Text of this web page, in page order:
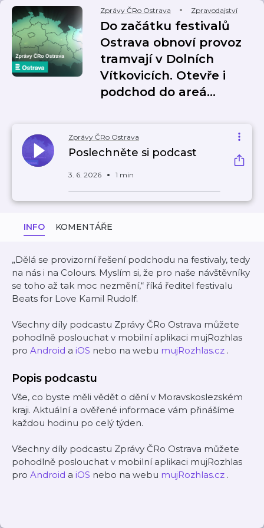
Zprávy ČRo Ostrava Zpravodajství
Do začátku festivalů
Ostrava obnoví provoz
tramvají v Dolních
Vítkovicích. Otevře i
podchod do areá…
Zprávy ČRo Ostrava
Poslechněte si podcast
3. 6. 2026 1 min
INFO KOMENTÁŘE
„Dělá se provizorní řešení podchodu na festivaly, tedy
na nás i na Colours. Myslím si, že pro naše návštěvníky
se toho až tak moc nezmění,“ říká ředitel festivalu
Beats for Love Kamil Rudolf.
Všechny díly podcastu Zprávy ČRo Ostrava můžete
pohodlně poslouchat v mobilní aplikaci mujRozhlas
pro Android a iOS nebo na webu mujRozhlas.cz .
Popis podcastu
Vše, co byste měli vědět o dění v Moravskoslezském
kraji. Aktuální a ověřené informace vám přinášíme
každou hodinu po celý týden.
Všechny díly podcastu Zprávy ČRo Ostrava můžete
pohodlně poslouchat v mobilní aplikaci mujRozhlas
pro Android a iOS nebo na webu mujRozhlas.cz .